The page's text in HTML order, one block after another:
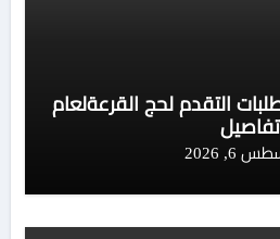
التقدم لحج القرعةلعام
6, 2026